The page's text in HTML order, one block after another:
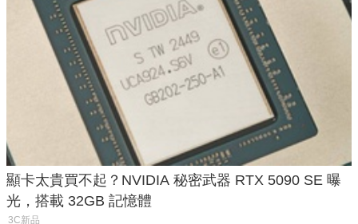
顯卡太貴買不起？NVIDIA 秘密武器 RTX 5090 SE 曝
光，搭載 32GB 記憶體
3C新品